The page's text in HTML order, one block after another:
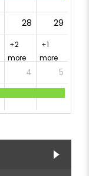
28 29
+2
more
+1
more
4 5